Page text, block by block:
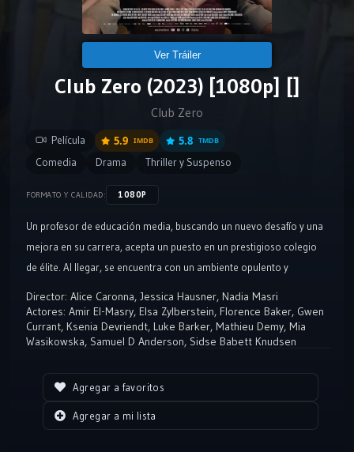
Ver Tráiler
Club Zero (2023) [1080p] []
Club Zero
Película 5.9 IMDB 5.8 TMDB
Comedia Drama Thriller y Suspenso
FORMATO Y CALIDAD: 1080P
Un profesor de educación media, buscando un nuevo desafío y una
mejora en su carrera, acepta un puesto en un prestigioso colegio
de élite. Al llegar, se encuentra con un ambiente opulento y
sometidos a una presión académica y social significativa.
Director: Alice Caronna, Jessica Hausner, Nadia Masri
Actores: Amir El-Masry, Elsa Zylberstein, Florence Baker, Gwen
Currant, Ksenia Devriendt, Luke Barker, Mathieu Demy, Mia
Wasikowska, Samuel D Anderson, Sidse Babett Knudsen
Agregar a favoritos
Agregar a mi lista